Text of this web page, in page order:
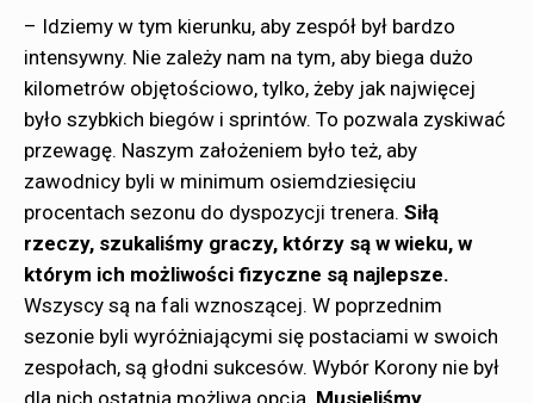
– Idziemy w tym kierunku, aby zespół był bardzo
intensywny. Nie zależy nam na tym, aby biega dużo
kilometrów objętościowo, tylko, żeby jak najwięcej
było szybkich biegów i sprintów. To pozwala zyskiwać
przewagę. Naszym założeniem było też, aby
zawodnicy byli w minimum osiemdziesięciu
procentach sezonu do dyspozycji trenera. Siłą
rzeczy, szukaliśmy graczy, którzy są w wieku, w
którym ich możliwości fizyczne są najlepsze.
Wszyscy są na fali wznoszącej. W poprzednim
sezonie byli wyróżniającymi się postaciami w swoich
zespołach, są głodni sukcesów. Wybór Korony nie był